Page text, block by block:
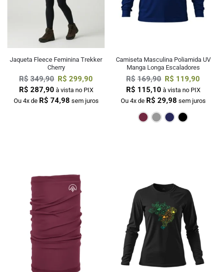
Jaqueta Fleece Feminina Trekker
Cherry
R$ 349,90 R$ 299,90
R$ 287,90 à vista no PIX
Ou 4x de R$ 74,98 sem juros
Camiseta Masculina Poliamida UV
Manga Longa Escaladores
R$ 169,90 R$ 119,90
R$ 115,10 à vista no PIX
Ou 4x de R$ 29,98 sem juros
Bordô